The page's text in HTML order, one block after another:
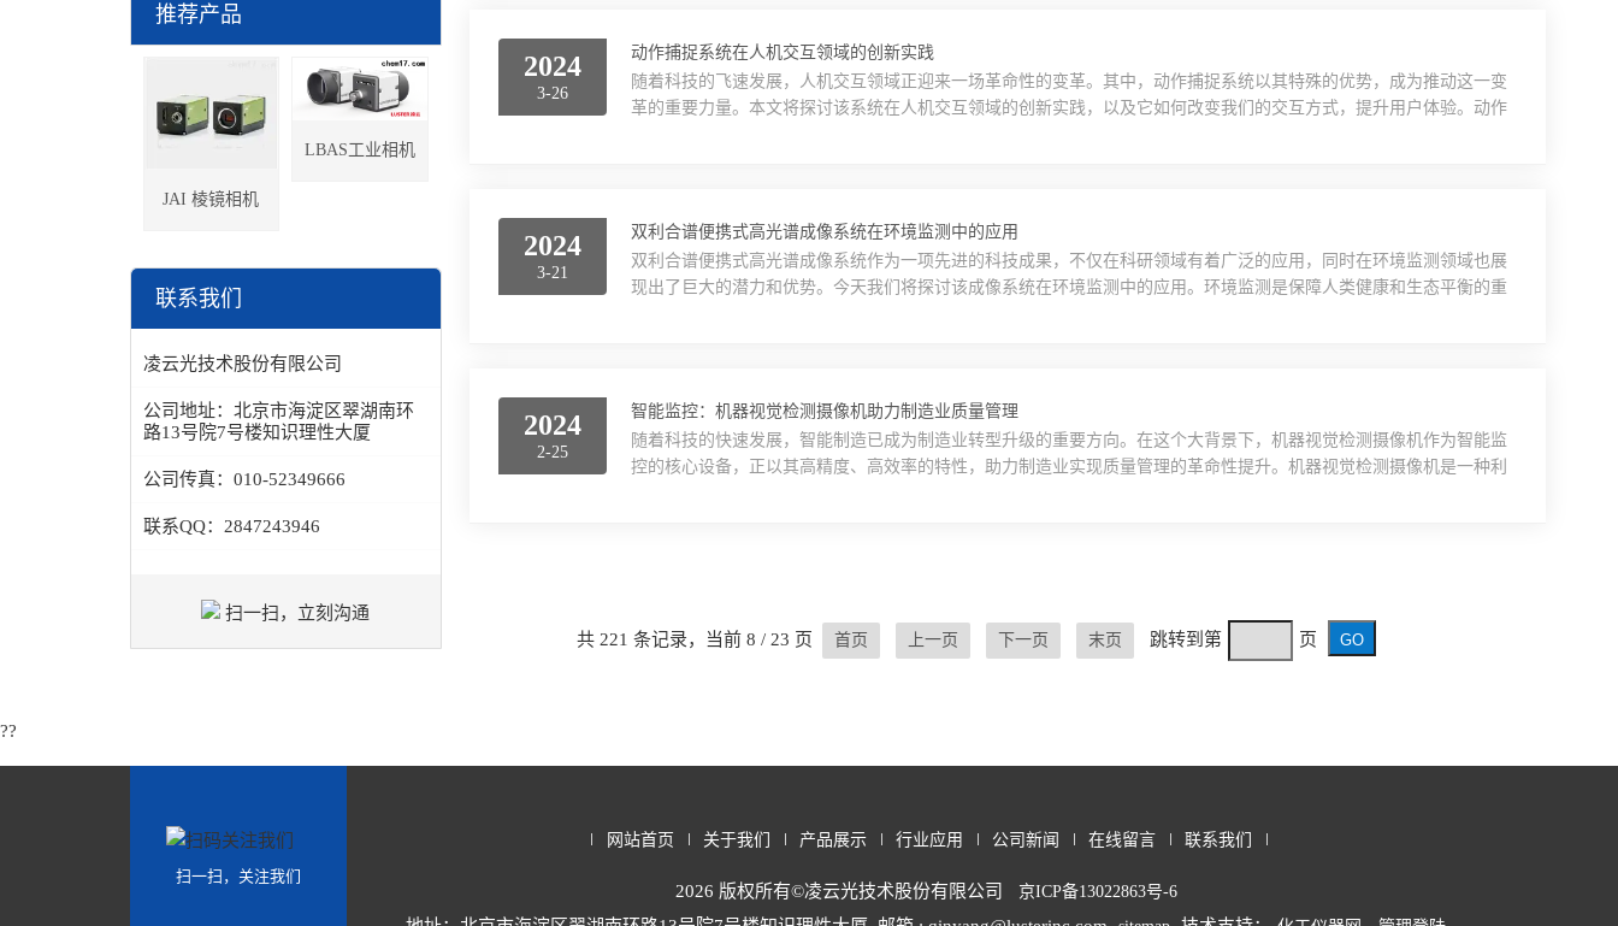
推荐产品
JAI 棱镜相机
LBAS工业相机
联系我们
凌云光技术股份有限公司
公司地址： 北京市海淀区翠湖南环
路13号院7号楼知识理性大厦
公司传真： 010-52349666
联系QQ： 2847243946
扫一扫，立刻沟通
2024
3-26
动作捕捉系统在人机交互领域的创新实践
随着科技的飞速发展，人机交互领域正迎来一场革命性的变革。其中，动作捕捉系统以其特殊的优势，成为推动这一变
革的重要力量。本文将探讨该系统在人机交互领域的创新实践，以及它如何改变我们的交互方式，提升用户体验。动作
2024
3-21
双利合谱便携式高光谱成像系统在环境监测中的应用
双利合谱便携式高光谱成像系统作为一项先进的科技成果，不仅在科研领域有着广泛的应用，同时在环境监测领域也展
现出了巨大的潜力和优势。今天我们将探讨该成像系统在环境监测中的应用。环境监测是保障人类健康和生态平衡的重
2024
2-25
智能监控：机器视觉检测摄像机助力制造业质量管理
随着科技的快速发展，智能制造已成为制造业转型升级的重要方向。在这个大背景下，机器视觉检测摄像机作为智能监
控的核心设备，正以其高精度、高效率的特性，助力制造业实现质量管理的革命性提升。机器视觉检测摄像机是一种利
共 221 条记录，当前 8 / 23 页 首页 上一页 下一页 末页 跳转到第 页
??
扫一扫，关注我们
网站首页 关于我们 产品展示 行业应用 公司新闻 在线留言 联系我们
2026 版权所有©凌云光技术股份有限公司 京ICP备13022863号-6